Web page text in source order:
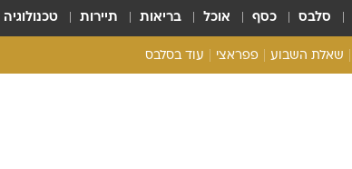
סלבס כסף אוכל בריאות תיירות טכנולוגיה
שאלת השבוע פפראצי עוד בסלבס